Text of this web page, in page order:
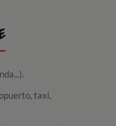
taxi,